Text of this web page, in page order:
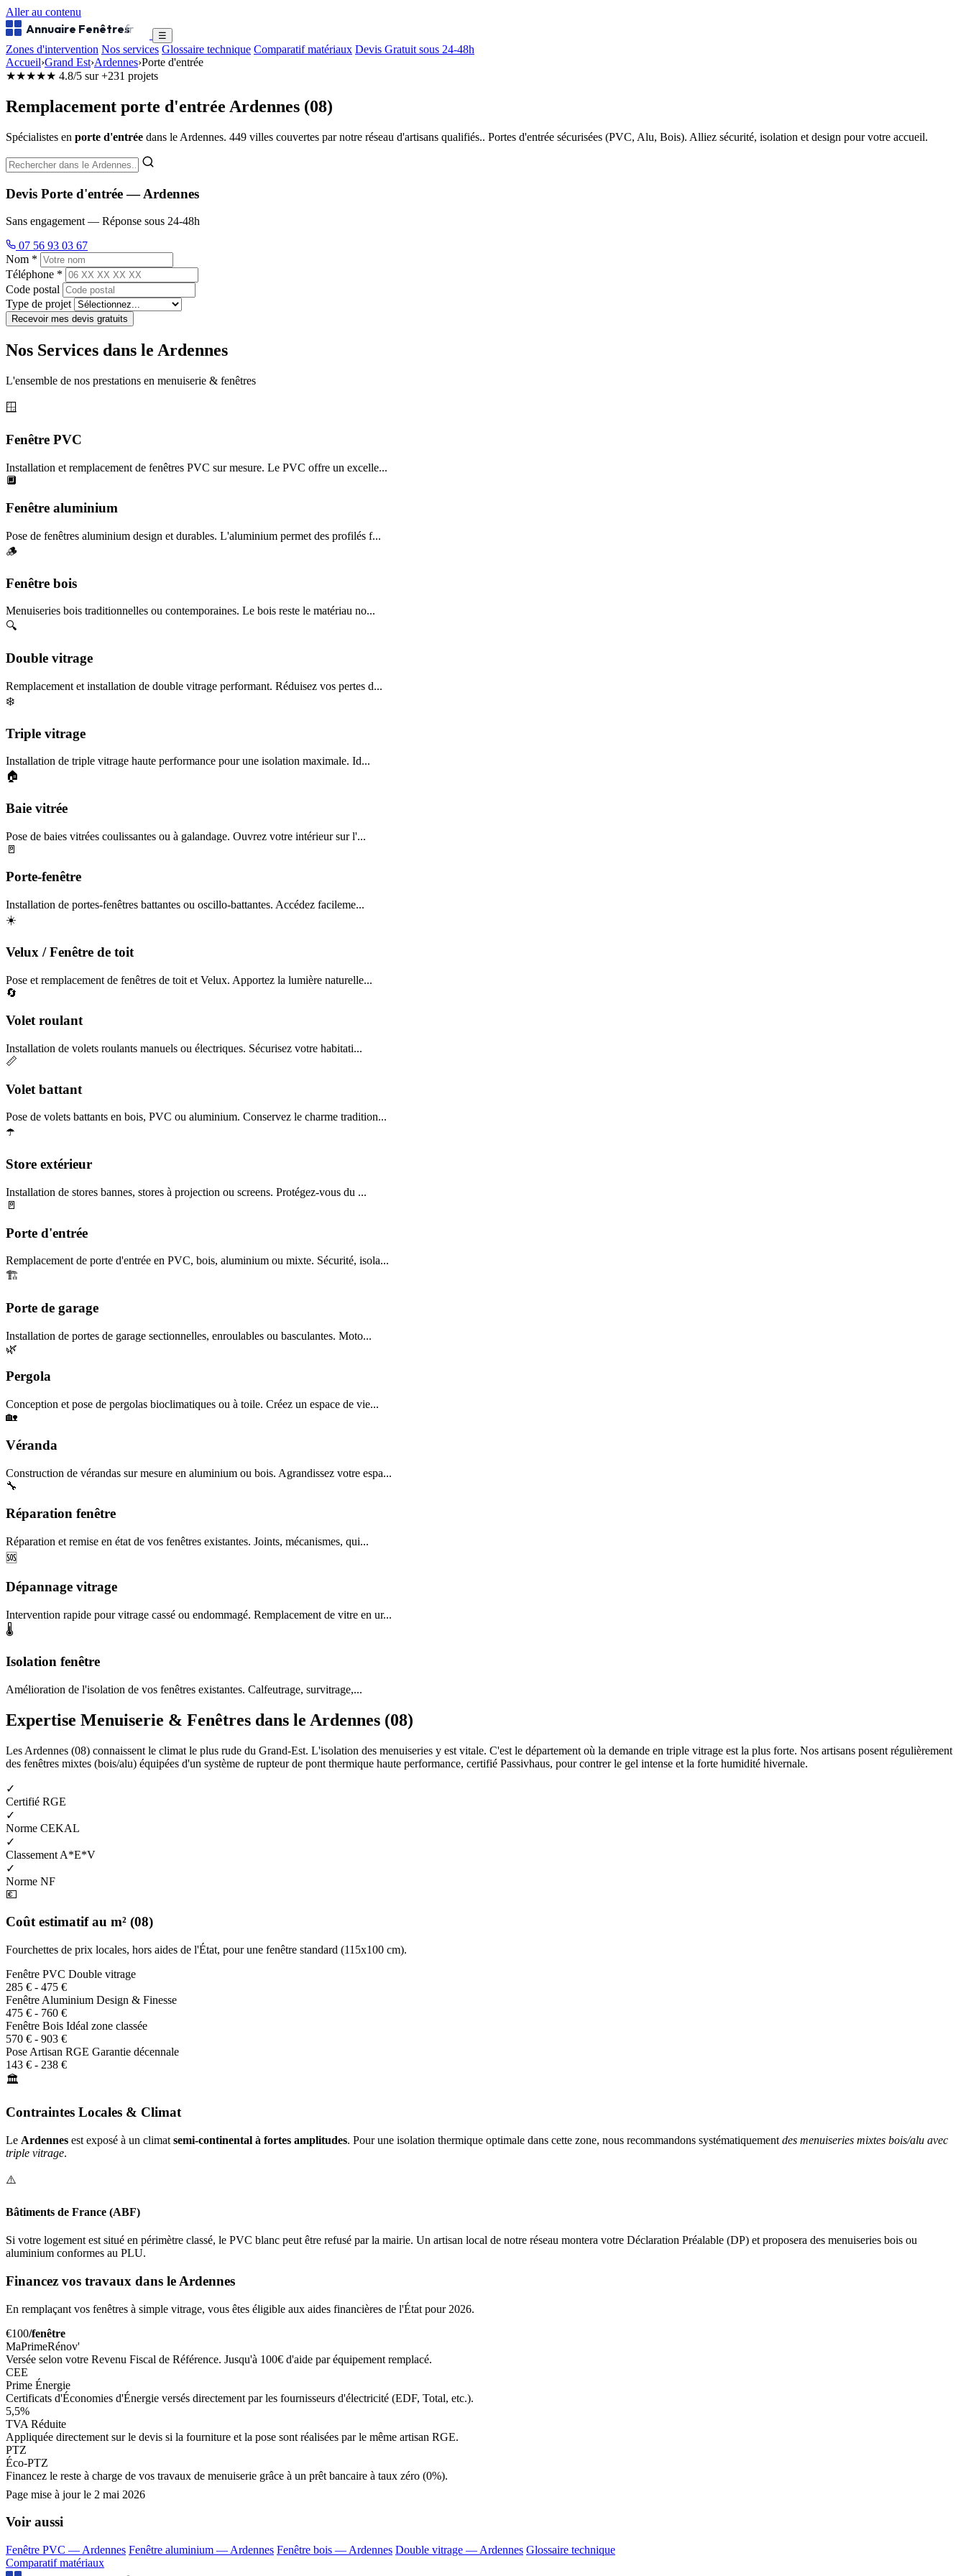
Aller au contenu
Annuaire Fenêtres
.fr ☰
Zones d'intervention Nos services Glossaire technique Comparatif matériaux Devis Gratuit sous 24-48h
Accueil›Grand Est›Ardennes›Porte d'entrée
★★★★★ 4.8/5 sur +231 projets
Remplacement porte d'entrée Ardennes (08)
Spécialistes en porte d'entrée dans le Ardennes. 449 villes couvertes par notre réseau d'artisans qualifiés.. Portes d'entrée sécurisées (PVC, Alu, Bois). Alliez sécurité, isolation et design pour votre accueil.
Devis Porte d'entrée — Ardennes
Sans engagement — Réponse sous 24-48h
07 56 93 03 67
Nom *
Téléphone *
Code postal
Type de projet
Recevoir mes devis gratuits
Nos Services dans le Ardennes
L'ensemble de nos prestations en menuiserie & fenêtres
🪟
Fenêtre PVC
Installation et remplacement de fenêtres PVC sur mesure. Le PVC offre un excelle...
🔲
Fenêtre aluminium
Pose de fenêtres aluminium design et durables. L'aluminium permet des profilés f...
🪵
Fenêtre bois
Menuiseries bois traditionnelles ou contemporaines. Le bois reste le matériau no...
🔍
Double vitrage
Remplacement et installation de double vitrage performant. Réduisez vos pertes d...
❄️
Triple vitrage
Installation de triple vitrage haute performance pour une isolation maximale. Id...
🏠
Baie vitrée
Pose de baies vitrées coulissantes ou à galandage. Ouvrez votre intérieur sur l'...
🚪
Porte-fenêtre
Installation de portes-fenêtres battantes ou oscillo-battantes. Accédez facileme...
☀️
Velux / Fenêtre de toit
Pose et remplacement de fenêtres de toit et Velux. Apportez la lumière naturelle...
🔄
Volet roulant
Installation de volets roulants manuels ou électriques. Sécurisez votre habitati...
📏
Volet battant
Pose de volets battants en bois, PVC ou aluminium. Conservez le charme tradition...
☂️
Store extérieur
Installation de stores bannes, stores à projection ou screens. Protégez-vous du ...
🚪
Porte d'entrée
Remplacement de porte d'entrée en PVC, bois, aluminium ou mixte. Sécurité, isola...
🏗️
Porte de garage
Installation de portes de garage sectionnelles, enroulables ou basculantes. Moto...
🌿
Pergola
Conception et pose de pergolas bioclimatiques ou à toile. Créez un espace de vie...
🏡
Véranda
Construction de vérandas sur mesure en aluminium ou bois. Agrandissez votre espa...
🔧
Réparation fenêtre
Réparation et remise en état de vos fenêtres existantes. Joints, mécanismes, qui...
🆘
Dépannage vitrage
Intervention rapide pour vitrage cassé ou endommagé. Remplacement de vitre en ur...
🌡️
Isolation fenêtre
Amélioration de l'isolation de vos fenêtres existantes. Calfeutrage, survitrage,...
Expertise Menuiserie & Fenêtres dans le Ardennes (08)
Les Ardennes (08) connaissent le climat le plus rude du Grand-Est. L'isolation des menuiseries y est vitale. C'est le département où la demande en triple vitrage est la plus forte. Nos artisans posent régulièrement
des fenêtres mixtes (bois/alu) équipées d'un système de rupteur de pont thermique haute performance, certifié Passivhaus, pour contrer le gel intense et la forte humidité hivernale.
✓
Certifié RGE
✓
Norme CEKAL
✓
Classement A*E*V
✓
Norme NF
💶
Coût estimatif au m² (08)
Fourchettes de prix locales, hors aides de l'État, pour une fenêtre standard (115x100 cm).
Fenêtre PVC Double vitrage
285 € - 475 €
Fenêtre Aluminium Design & Finesse
475 € - 760 €
Fenêtre Bois Idéal zone classée
570 € - 903 €
Pose Artisan RGE Garantie décennale
143 € - 238 €
🏛️
Contraintes Locales & Climat
Le Ardennes est exposé à un climat semi-continental à fortes amplitudes. Pour une isolation thermique optimale dans cette zone, nous recommandons systématiquement des menuiseries mixtes bois/alu avec
triple vitrage.
⚠️
Bâtiments de France (ABF)
Si votre logement est situé en périmètre classé, le PVC blanc peut être refusé par la mairie. Un artisan local de notre réseau montera votre Déclaration Préalable (DP) et proposera des menuiseries bois ou
aluminium conformes au PLU.
Financez vos travaux dans le Ardennes
En remplaçant vos fenêtres à simple vitrage, vous êtes éligible aux aides financières de l'État pour 2026.
€100/fenêtre
MaPrimeRénov'
Versée selon votre Revenu Fiscal de Référence. Jusqu'à 100€ d'aide par équipement remplacé.
CEE
Prime Énergie
Certificats d'Économies d'Énergie versés directement par les fournisseurs d'électricité (EDF, Total, etc.).
5,5%
TVA Réduite
Appliquée directement sur le devis si la fourniture et la pose sont réalisées par le même artisan RGE.
PTZ
Éco-PTZ
Financez le reste à charge de vos travaux de menuiserie grâce à un prêt bancaire à taux zéro (0%).
Page mise à jour le 2 mai 2026
Voir aussi
Fenêtre PVC — Ardennes Fenêtre aluminium — Ardennes Fenêtre bois — Ardennes Double vitrage — Ardennes Glossaire technique
Comparatif matériaux